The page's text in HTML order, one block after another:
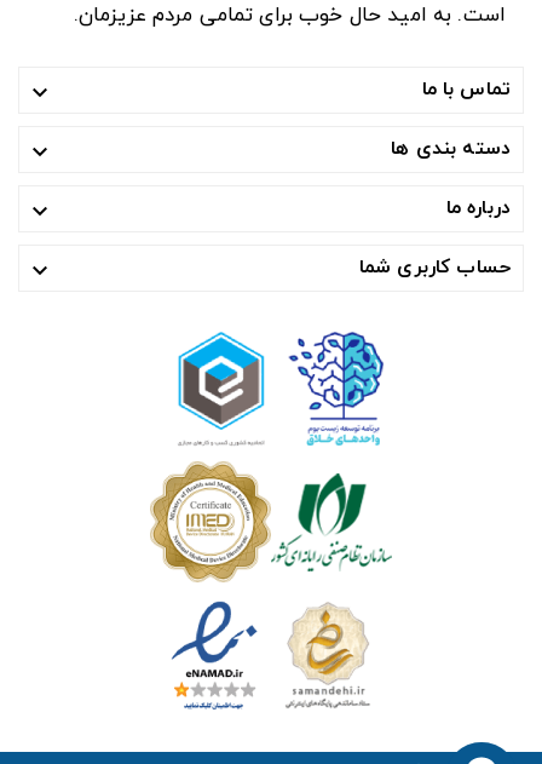
است. به امید حال خوب برای تمامی مردم عزیزمان.
تماس با ما 
دسته بندی ها 
درباره ما 
حساب کاربری شما 